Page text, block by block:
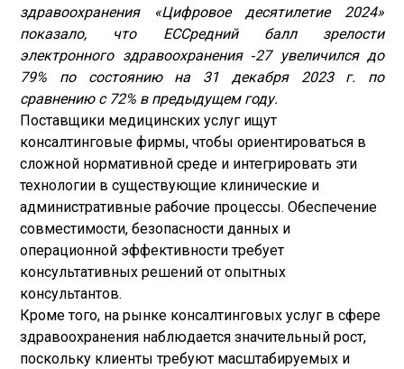
здравоохранения «Цифровое десятилетие 2024»
показало, что ЕССредний балл зрелости
электронного здравоохранения ‑27 увеличился до
79% по состоянию на 31 декабря 2023 г. по
сравнению с 72% в предыдущем году.
Поставщики медицинских услуг ищут
консалтинговые фирмы, чтобы ориентироваться в
сложной нормативной среде и интегрировать эти
технологии в существующие клинические и
административные рабочие процессы. Обеспечение
совместимости, безопасности данных и
операционной эффективности требует
консультативных решений от опытных
консультантов.
Кроме того, на рынке консалтинговых услуг в сфере
здравоохранения наблюдается значительный рост,
поскольку клиенты требуют масштабируемых и